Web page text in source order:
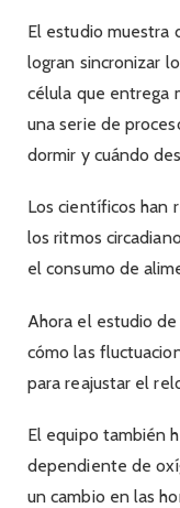
El estudio muestra
logran sincronizar
célula que entrega
una serie de
dormir y cuándo
Los científicos han
los ritmos
el consumo de
Ahora el estudio
cómo las
para reajustar el
El equipo también
dependiente de
un cambio en las